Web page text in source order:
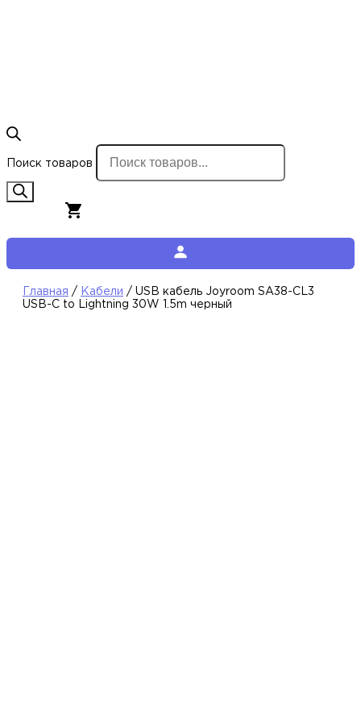
Поиск товаров
Главная / Кабели / USB кабель Joyroom SA38-CL3
USB-C to Lightning 30W 1.5m черный